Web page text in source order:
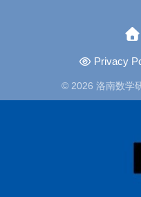
Privacy
© 2026 洛南数学